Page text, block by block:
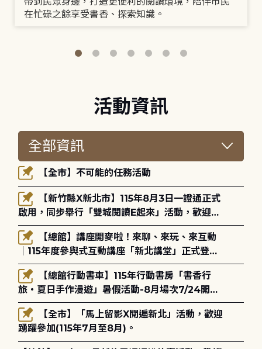
在忙碌之餘享受書香、探索知識。
活動資訊
【全市】不可能的任務活動
啟用，同步舉行「雙城閱讀E起來」活動，歡迎踴
躍參加(115年8月3日至10月4日)。
｜115年度參與式互動講座「新北講堂」正式登
場！
旅・夏日手作漫遊」暑假活動-8月場次7/24開始
報名
踴躍參加(115年7月至8月)。